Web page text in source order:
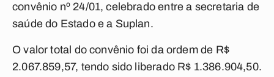
convênio nº 24/01, celebrado entre a secretaria de
saúde do Estado e a Suplan.
O valor total do convênio foi da ordem de R$
2.067.859,57, tendo sido liberado R$ 1.386.904,50.